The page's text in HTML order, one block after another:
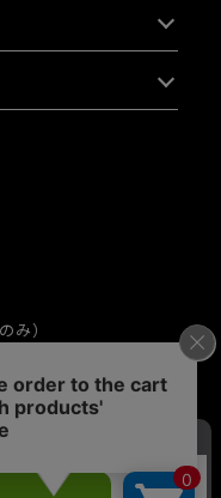
み）
1F・2F
LTD.All right reserved.